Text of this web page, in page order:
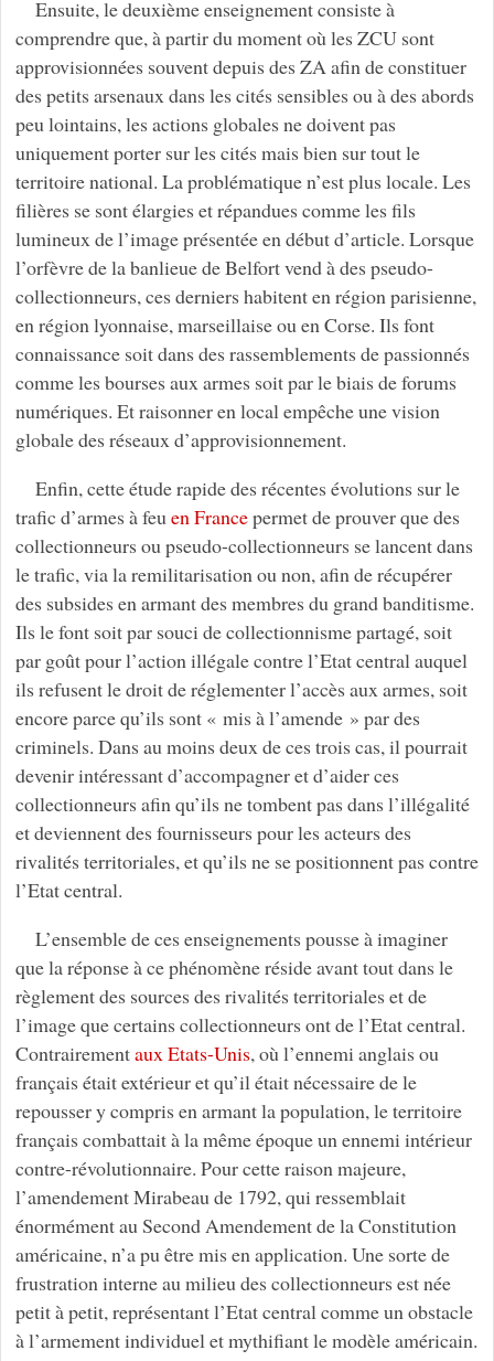
Ensuite, le deuxième enseignement consiste à
comprendre que, à partir du moment où les ZCU sont
approvisionnées souvent depuis des ZA afin de constituer
des petits arsenaux dans les cités sensibles ou à des abords
peu lointains, les actions globales ne doivent pas
uniquement porter sur les cités mais bien sur tout le
territoire national. La problématique n’est plus locale. Les
filières se sont élargies et répandues comme les fils
lumineux de l’image présentée en début d’article. Lorsque
l’orfèvre de la banlieue de Belfort vend à des pseudo-
collectionneurs, ces derniers habitent en région parisienne,
en région lyonnaise, marseillaise ou en Corse. Ils font
connaissance soit dans des rassemblements de passionnés
comme les bourses aux armes soit par le biais de forums
numériques. Et raisonner en local empêche une vision
globale des réseaux d’approvisionnement.
Enfin, cette étude rapide des récentes évolutions sur le
trafic d’armes à feu en Francepermet de prouver que des
collectionneurs ou pseudo-collectionneurs se lancent dans
le trafic, via la remilitarisation ou non, afin de récupérer
des subsides en armant des membres du grand banditisme.
Ils le font soit par souci de collectionnisme partagé, soit
par goût pour l’action illégale contre l’Etat central auquel
ils refusent le droit de réglementer l’accès aux armes, soit
encore parce qu’ils sont « mis à l’amende » par des
criminels. Dans au moins deux de ces trois cas, il pourrait
devenir intéressant d’accompagner et d’aider ces
collectionneurs afin qu’ils ne tombent pas dans l’illégalité
et deviennent des fournisseurs pour les acteurs des
rivalités territoriales, et qu’ils ne se positionnent pas contre
l’Etat central.
L’ensemble de ces enseignements pousse à imaginer
que la réponse à ce phénomène réside avant tout dans le
règlement des sources des rivalités territoriales et de
l’image que certains collectionneurs ont de l’Etat central.
Contrairementaux Etats-Unis, où l’ennemi anglais ou
français était extérieur et qu’il était nécessaire de le
repousser y compris en armant la population, le territoire
français combattait à la même époque un ennemi intérieur
contre-révolutionnaire. Pour cette raison majeure,
l’amendement Mirabeau de 1792, qui ressemblait
énormément au Second Amendement de la Constitution
américaine, n’a pu être mis en application. Une sorte de
frustration interne au milieu des collectionneurs est née
petit à petit, représentant l’Etat central comme un obstacle
à l’armement individuel et mythifiant le modèle américain.